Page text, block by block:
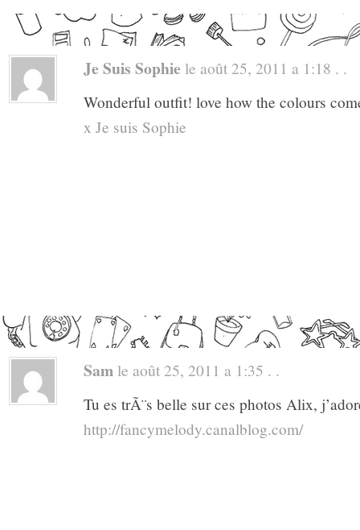
Je Suis Sophie le août 25, 2011 a 1:18 . .
Wonderful outfit! love how the colours
x Je suis Sophie
Sam le août 25, 2011 a 1:35 . .
Tu es trÃ¨s belle sur ces photos Alix,
http://fancymelody.canalblog.com/